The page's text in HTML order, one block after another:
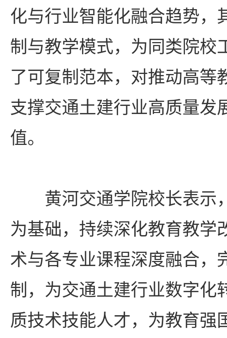
化与行业智能化融合趋势，
制与教学模式，为同类院校
了可复制范本，对推动高等
支撑交通土建行业高质量发
值。
黄河交通学院校长表示
为基础，持续深化教育教学
术与各专业课程深度融合，
制，为交通土建行业数字化
质技术技能人才，为教育强